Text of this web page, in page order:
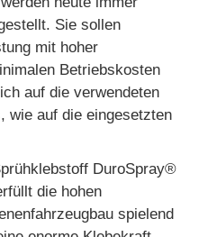
Sie sollen
mit hoher
Betriebskosten
auf die verwendeten
wie auf die eingesetzten
DuroSpray®
die hohen
spielend